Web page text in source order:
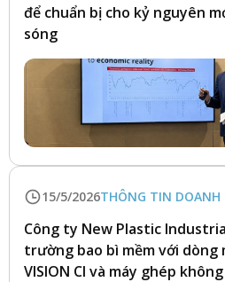
để chuẩn bị cho kỷ nguyên
sóng
15/5/2026THÔNG TIN DOANH
Công ty New Plastic
trường bao bì mềm với dòng
VISION CI và máy ghép